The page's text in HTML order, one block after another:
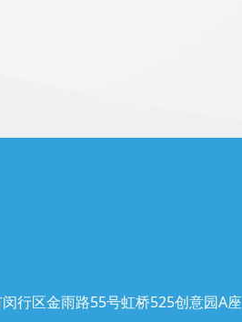
行区金雨路55号虹桥525创意园A座